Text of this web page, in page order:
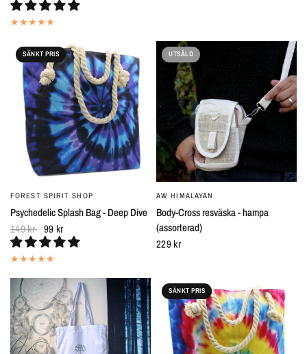
SÄNKT PRIS
SNABBTITT
FOREST SPIRIT SHOP
Psychedelic Splash Bag - Deep Dive
149 kr
99 kr
UTSÅLD
SNABBTITT
AW HIMALAYAN
Body-Cross resväska - hampa
(assorterad)
229 kr
SÄNKT PRIS